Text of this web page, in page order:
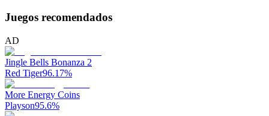
Juegos recomendados
AD
Jingle Bells Bonanza 2
Red Tiger96.17%
More Energy Coins
Playson95.6%